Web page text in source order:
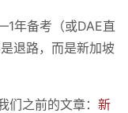
年备考（或DAE直
退路，而是新加坡
之前的文章： 新